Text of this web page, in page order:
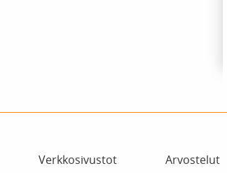
Verkkosivustot Arvostelut